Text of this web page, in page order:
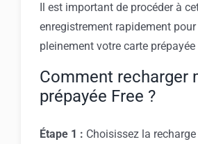
Il est important de procéder à
enregistrement rapidement
pleinement votre carte prépayée
Comment recharger
prépayée Free ?
Étape 1 : Choisissez la